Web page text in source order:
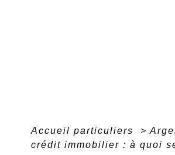
Accueil particuliers >
crédit immobilier : à quoi